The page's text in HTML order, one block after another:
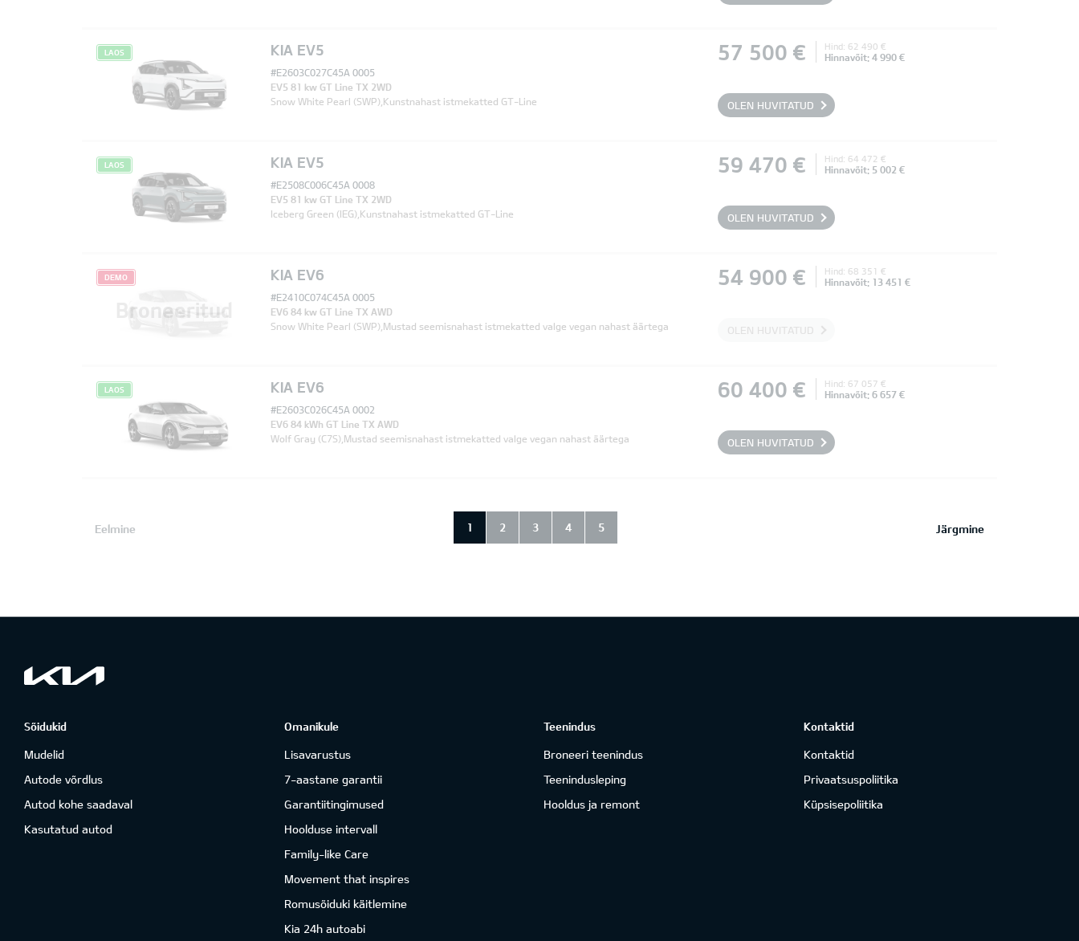
KIA EV5 57 500 € Hind: 62 490 €
Hinnavõit: 4 990 €
LAOS
#E2603C027C45A 0005
EV5 81 kw GT Line TX 2WD
Snow White Pearl (SWP),Kunstnahast istmekatted GT-Line
OLEN HUVITATUD
KIA EV5 59 470 € Hind: 64 472 €
Hinnavõit: 5 002 €
LAOS
#E2508C006C45A 0008
EV5 81 kw GT Line TX 2WD
Iceberg Green (IEG),Kunstnahast istmekatted GT-Line
OLEN HUVITATUD
KIA EV6
Broneeritud
54 900 € Hind: 68 351 €
Hinnavõit: 13 451 €
DEMO
#E2410C074C45A 0005
EV6 84 kw GT Line TX AWD
Snow White Pearl (SWP),Mustad seemisnahast istmekatted valge vegan nahast äärtega
OLEN HUVITATUD
KIA EV6 60 400 € Hind: 67 057 €
Hinnavõit: 6 657 €
LAOS
#E2603C026C45A 0002
EV6 84 kWh GT Line TX AWD
Wolf Gray (C7S),Mustad seemisnahast istmekatted valge vegan nahast äärtega
OLEN HUVITATUD
Eelmine Järgmine
1 2 3 4 5
Sõidukid
Mudelid
Autode võrdlus
Autod kohe saadaval
Kasutatud autod
Omanikule
Lisavarustus
7-aastane garantii
Garantiitingimused
Hoolduse intervall
Family-like Care
Movement that inspires
Romusõiduki käitlemine
Kia 24h autoabi
Teenindus
Broneeri teenindus
Teenindusleping
Hooldus ja remont
Kontaktid
Kontaktid
Privaatsuspoliitika
Küpsisepoliitika